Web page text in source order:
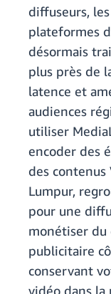
diffuseurs,
plateformes
désormais
plus près de
latence et
audiences
utiliser
encoder des
des contenus
Lumpur,
pour une
monétiser du
publicitaire
conservant
vidéo dans la